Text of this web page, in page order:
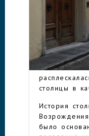
анналах
Леонардо
Донателло
законы
картинах),
созданная
столицы в
История
было